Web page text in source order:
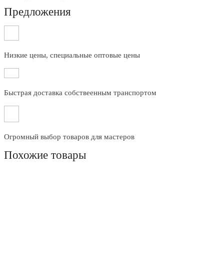
Предложения
Низкие цены, специальные оптовые цены
Быстрая доставка собствеенным транспортом
Огромный выбор товаров для мастеров
Похожие товары